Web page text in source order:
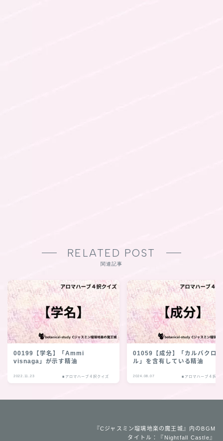
RELATED POST
関連記事
00199【学名】「Ammi
visnaga」が示す精油
2022.11.23 ■アロマハーブ４択クイズ
01059【成分】「カルバクロ
ル」を含有している精油
2024.08.07 ■アロマハーブ４択ク
『Cジャスミン瑠璃地楽の魔王城』内のBGM
タイトル：『Nightfall Castle』